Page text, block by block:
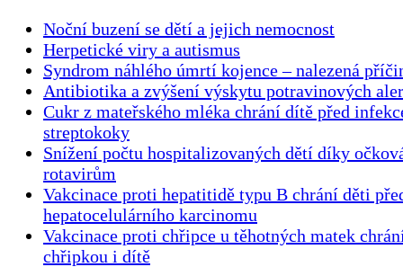
Noční buzení se dětí a jejich nemocnost
Herpetické viry a autismus
Syndrom náhlého úmrtí kojence ‒ nalezená
Antibiotika a zvýšení výskytu potravinových
Cukr z mateřského mléka chrání dítě před
streptokoky
Snížení počtu hospitalizovaných dětí díky
rotavirům
Vakcinace proti hepatitidě typu B chrání děti
hepatocelulárního karcinomu
Vakcinace proti chřipce u těhotných matek
chřipkou i dítě